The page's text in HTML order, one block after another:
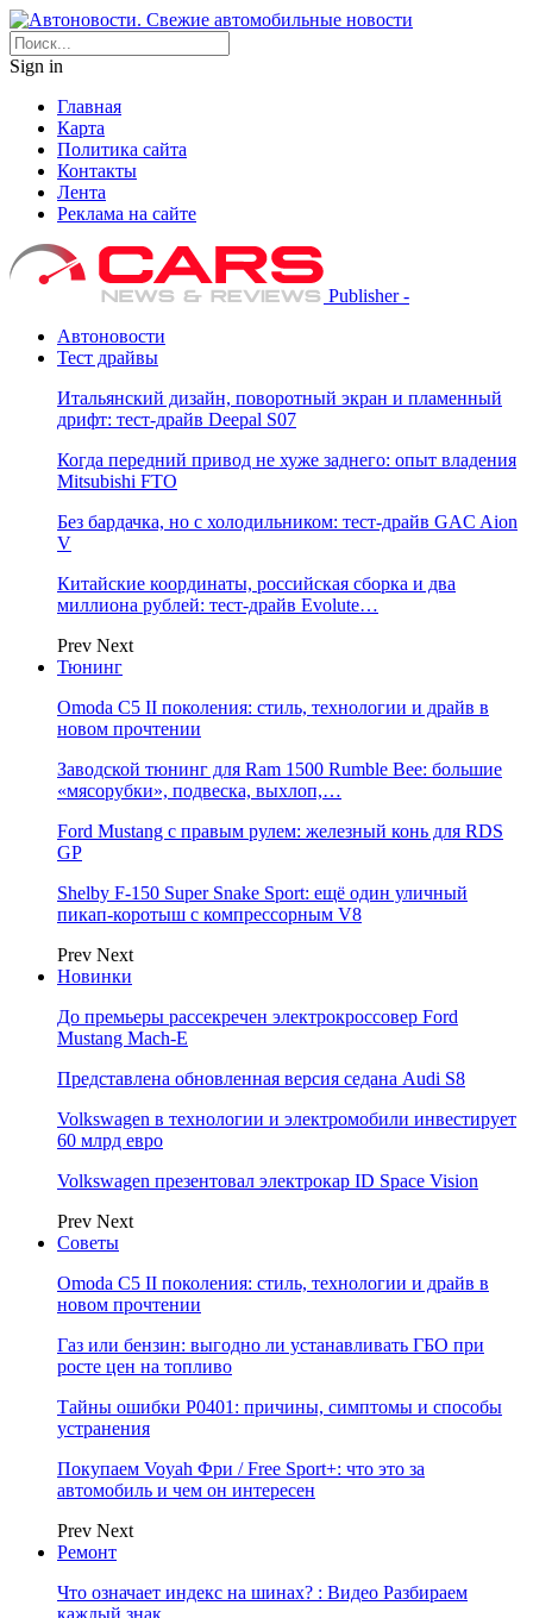
Sign in
Главная
Карта
Политика сайта
Контакты
Лента
Реклама на сайте
Publisher -
Автоновости
Тест драйвы
Итальянский дизайн, поворотный экран и пламенный
дрифт: тест-драйв Deepal S07
Когда передний привод не хуже заднего: опыт владения
Mitsubishi FTO
Без бардачка, но с холодильником: тест-драйв GAC Aion
V
Китайские координаты, российская сборка и два
миллиона рублей: тест-драйв Evolute…
Prev Next
Тюнинг
Omoda C5 II поколения: стиль, технологии и драйв в
новом прочтении
Заводской тюнинг для Ram 1500 Rumble Bee: большие
«мясорубки», подвеска, выхлоп,…
Ford Mustang с правым рулем: железный конь для RDS
GP
Shelby F-150 Super Snake Sport: ещё один уличный
пикап-коротыш с компрессорным V8
Prev Next
Новинки
До премьеры рассекречен электрокроссовер Ford
Mustang Mach-E
Представлена обновленная версия седана Audi S8
Volkswagen в технологии и электромобили инвестирует
60 млрд евро
Volkswagen презентовал электрокар ID Space Vision
Prev Next
Советы
Omoda C5 II поколения: стиль, технологии и драйв в
новом прочтении
Газ или бензин: выгодно ли устанавливать ГБО при
росте цен на топливо
Тайны ошибки P0401: причины, симптомы и способы
устранения
Покупаем Voyah Фри / Free Sport+: что это за
автомобиль и чем он интересен
Prev Next
Ремонт
Что означает индекс на шинах? : Видео Разбираем
каждый знак